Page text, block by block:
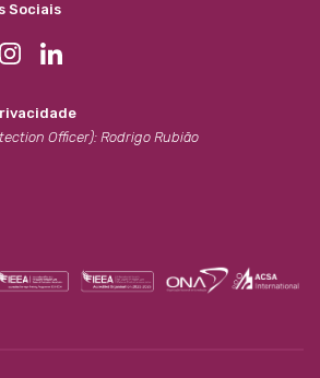
Sociais
Officer): Rodrigo Rubião